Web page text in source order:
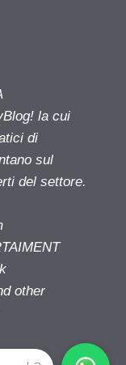
la cui
di
sul
del settore.
other